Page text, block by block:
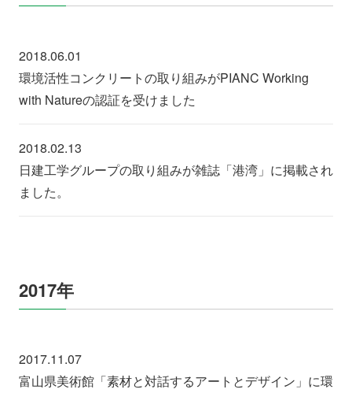
2018.06.01
環境活性コンクリートの取り組みがPIANC Working
with Natureの認証を受けました
2018.02.13
日建工学グループの取り組みが雑誌「港湾」に掲載され
ました。
2017年
2017.11.07
富山県美術館「素材と対話するアートとデザイン」に環